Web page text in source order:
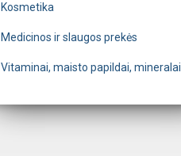
Kosmetika
Medicinos ir slaugos prekės
Vitaminai, maisto papildai, mineralai